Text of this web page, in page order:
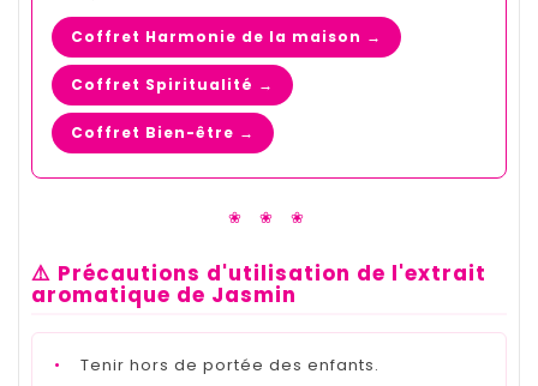
Coffret Harmonie de la maison →
Coffret Spiritualité →
Coffret Bien-être →
❀ ❀ ❀
⚠️ Précautions d'utilisation de l'extrait
aromatique de Jasmin
•
Tenir hors de portée des enfants.